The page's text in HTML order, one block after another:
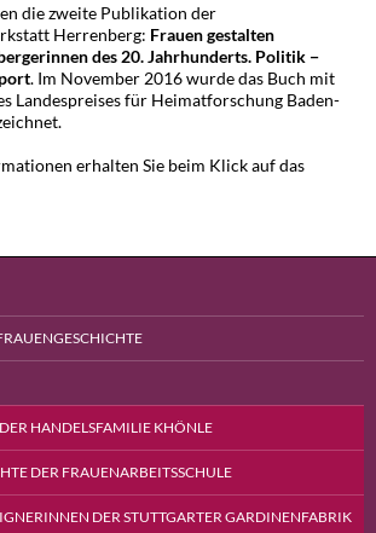
die zweite Publikation der
Herrenberg: Frauen gestalten
des 20. Jahrhunderts. Politik −
. Im November 2016 wurde das Buch mit
Landespreises für Heimatforschung Baden-
erhalten Sie beim Klick auf das
HANDELSFAMILIE KHÖNLE
DER FRAUENARBEITSSCHULE
DER STUTTGARTER GARDINENFABRIK